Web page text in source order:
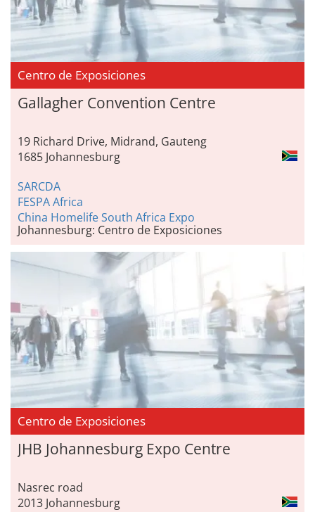
Centro de Exposiciones
Gallagher Convention Centre
19 Richard Drive, Midrand, Gauteng
1685 Johannesburg
SARCDA
FESPA Africa
China Homelife South Africa Expo
Johannesburg: Centro de Exposiciones
Centro de Exposiciones
JHB Johannesburg Expo Centre
Nasrec road
2013 Johannesburg